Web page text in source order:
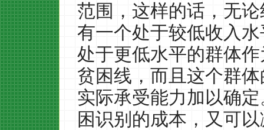
范围，这样的话，无
有一个处于较低收入
处于更低水平的群体
贫困线，而且这个群
实际承受能力加以确
困识别的成本，又可